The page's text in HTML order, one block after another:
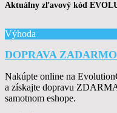
Aktuálny zľavový kód
Výhoda
DOPRAVA
Nakúpte online na
a získajte dopravu
samotnom eshope.